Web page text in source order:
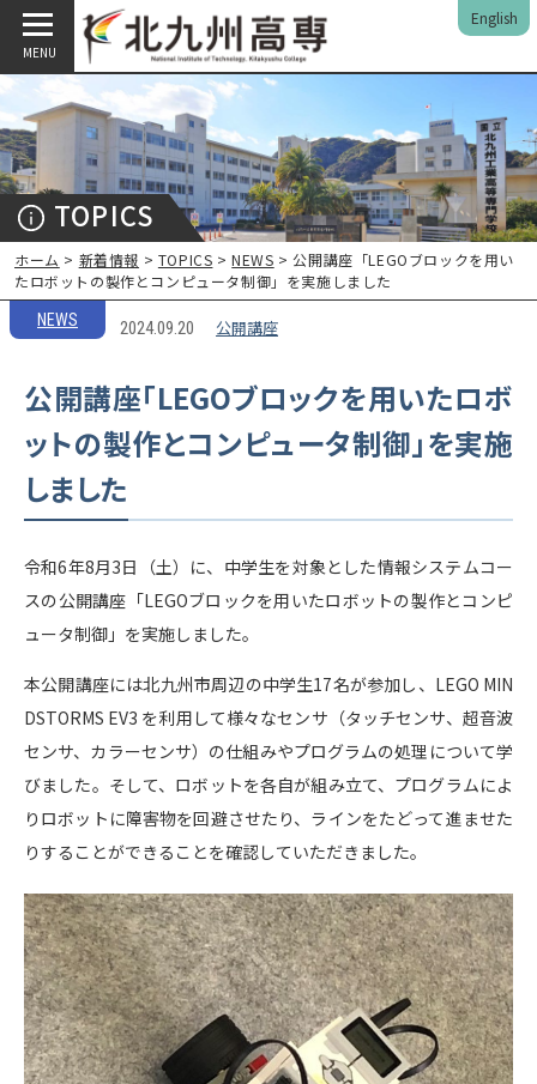
MENU
English
TOPICS
ホーム > 新着情報 > TOPICS >NEWS > 公開講座「LEGOブロックを用い
たロボットの製作とコンピュータ制御」を実施しました
NEWS 2024.09.20 公開講座
公開講座「LEGOブロックを用いたロボ
ットの製作とコンピュータ制御」を実施
しました
令和6年8月3日（土）に、中学生を対象とした情報システムコー
スの公開講座「LEGOブロックを用いたロボットの製作とコンピ
ュータ制御」を実施しました。
本公開講座には北九州市周辺の中学生17名が参加し、LEGO MIN
DSTORMS EV3 を利用して様々なセンサ（タッチセンサ、超音波
センサ、カラーセンサ）の仕組みやプログラムの処理について学
びました。そして、ロボットを各自が組み立て、プログラムによ
りロボットに障害物を回避させたり、ラインをたどって進ませた
りすることができることを確認していただきました。